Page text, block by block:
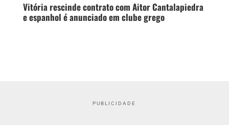
Vitória rescinde contrato com Aitor Cantalapiedra
e espanhol é anunciado em clube grego
PUBLICIDADE